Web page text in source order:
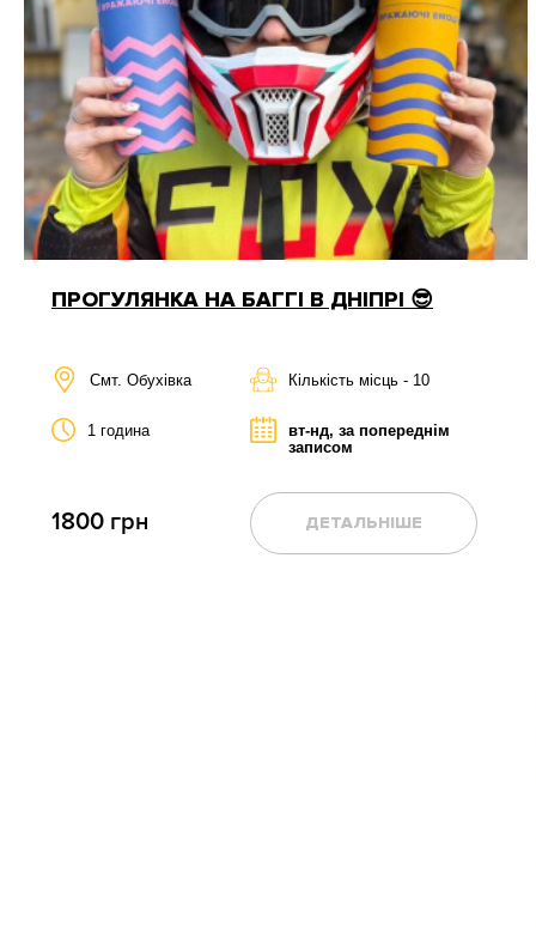
Харків
Черкаси
Чернігів
ПРОГУЛЯНКА НА БАГГІ В ДНІПРІ 😎
Смт. Обухівка Кількість місць - 10
1 година
вт-нд, за попереднім
записом
1800 грн ДЕТАЛЬНІШЕ